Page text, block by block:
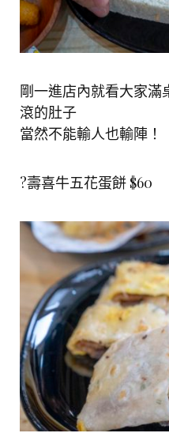
剛一進店內就看大家滿
滾的肚子
當然不能輸人也輸陣！
?壽喜牛五花蛋餅 $60